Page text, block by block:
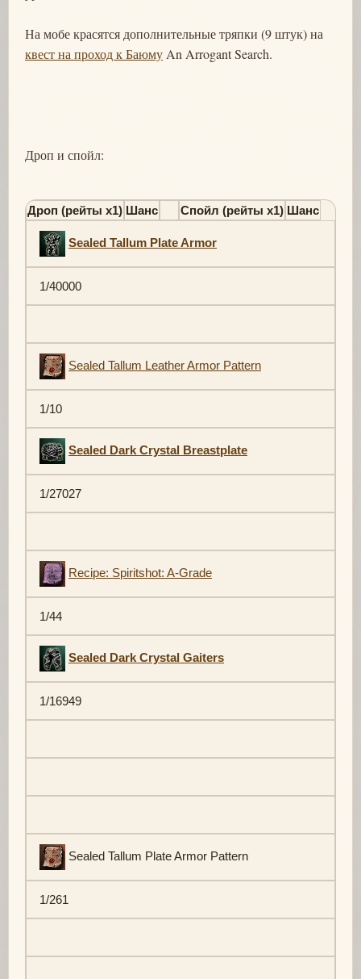
На мобе красятся дополнительные тряпки (9 штук) на
квест на проход к Баюму An Arrogant Search.
Дроп и спойл:
Дроп (рейты х1) Шанс Спойл (рейты х1) Шанс
Sealed Tallum Plate Armor
1/40000
Sealed Tallum Leather Armor Pattern
1/10
Sealed Dark Crystal Breastplate
1/27027
Recipe: Spiritshot: A-Grade
1/44
Sealed Dark Crystal Gaiters
1/16949
Sealed Tallum Plate Armor Pattern
1/261